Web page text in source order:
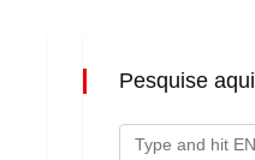
Pesquise aqui